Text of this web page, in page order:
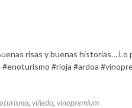
risas y buenas historias…
#rioja #ardoa
, viñedo, vinopremium